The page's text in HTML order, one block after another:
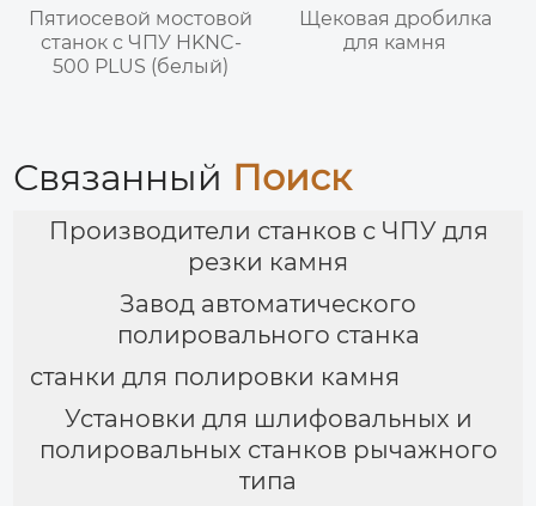
Пятиосевой мостовой
станок с ЧПУ HKNC-
500 PLUS (белый)
Щековая дробилка
для камня
Связанный Поиск
Производители станков с ЧПУ для
резки камня
Завод автоматического
полировального станка
станки для полировки камня
Установки для шлифовальных и
полировальных станков рычажного
типа